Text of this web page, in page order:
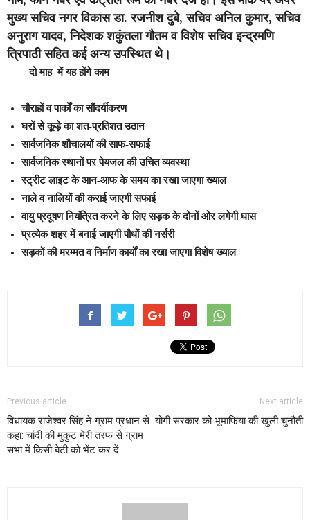
मुख्य सचिव नगर विकास डा. रजनीश दुबे, सचिव अनिल कुमार, सचिव
अनुराग यादव, निदेशक शकुंतला गौतम व विशेष सचिव इन्द्रमणि
त्रिपाठी सहित कई अन्य उपस्थित थे।
दो माह में यह होंगे काम
चौराहों व पार्कों का सौंदर्यीकरण
घरों से कूड़े का शत-प्रतिशत उठान
सार्वजनिक शौचालयों की साफ-सफाई
सार्वजनिक स्थानों पर पेयजल की उचित व्यवस्था
स्ट्रीट लाइट के आन-आफ के समय का रखा जाएगा ख्याल
नाले व नालियों की कराई जाएगी सफाई
वायु प्रदूषण नियंत्रित करने के लिए सड़क के दोनों ओर लगेगी घास
प्रत्येक शहर में बनाई जाएगी पौधों की नर्सरी
सड़कों की मरम्मत व निर्माण कार्यों का रखा जाएगा विशेष ख्याल
Previous article
विधायक राजेश्वर सिंह ने ग्राम प्रधान से
कहा: चांदी की मुकुट मेरी तरफ से ग्राम
सभा में किसी बेटी को भेंट कर दें
Next article
योगी सरकार को भूमाफिया की खुली चुनौती